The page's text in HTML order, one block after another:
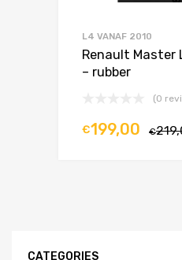
L4 VANAF 2010
Renault Master
– rubber
(0
€
€199,00
CATEGORIES